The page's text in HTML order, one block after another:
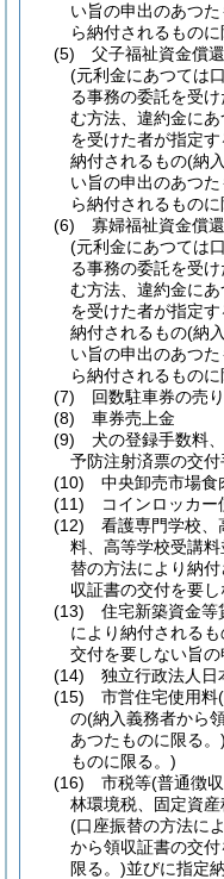
い旨の申出のあつ
ら納付されるもの
(5)
父子福祉資金償
(元利金にあつては
る事務の委託を受
む方法、違約金に
を受けた者が指定
納付されるもの(納
い旨の申出のあつ
ら納付されるもの
(6)
寡婦福祉資金償
(元利金にあつては
る事務の委託を受
む方法、違約金に
を受けた者が指定
納付されるもの(納
い旨の申出のあつ
ら納付されるもの
(7)
回数駐車券の売
(8)
車券売上金
(9)
犬の登録手数料
予防注射済票の交
(10)
中央卸売市場食
(11)
コインロッカー
(12)
看護専門学校、
料、高等学校受講
替の方法により納
収証書の交付を要
(13)
住宅新築資金等
により納付される
交付を要しない旨
(14)
独立行政法人日
(15)
市営住宅使用料
の(納入義務者から
あつたものに限る。)
ものに限る。)
(16)
市税等(普通徴
林環境税、固定資
(口座振替の方法に
から領収証書の交
限る。)並びに指定